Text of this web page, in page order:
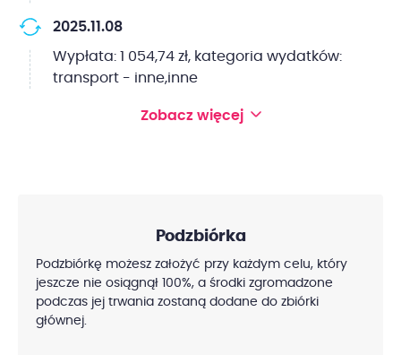
2025.11.08
Wypłata: 1 054,74 zł, kategoria wydatków:
transport - inne,inne
Zobacz więcej
Podzbiórka
Podzbiórkę możesz założyć przy każdym celu, który
jeszcze nie osiągnął 100%, a środki zgromadzone
podczas jej trwania zostaną dodane do zbiórki
głównej.